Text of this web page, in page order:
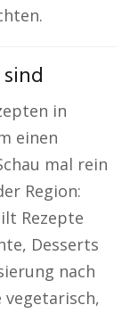
in
einen
mal rein
Region:
Rezepte
Desserts
nach